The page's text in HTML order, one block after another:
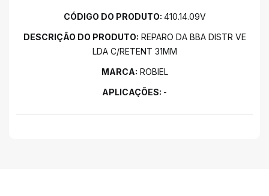
CÓDIGO DO PRODUTO: 410.14.09V
DESCRIÇÃO DO PRODUTO: REPARO DA BBA DISTR VE
LDA C/RETENT 31MM
MARCA: ROBIEL
APLICAÇÕES: -